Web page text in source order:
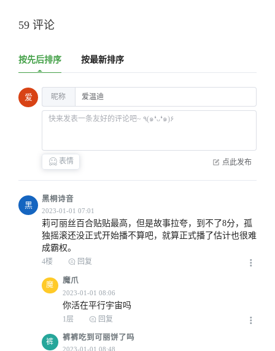
59 评论
按先后排序 按最新排序
爱 昵称
表情 点此发布
黑
黑桐诗音
莉可丽丝百合贴贴最高，但是故事拉夸，到不了8分，孤
独摇滚还没正式开始播不算吧，就算正式播了估计也很难
成霸权。
4楼 回复
魔
魔爪
你活在平行宇宙吗
1层 回复
裤
裤裤吃到可丽饼了吗